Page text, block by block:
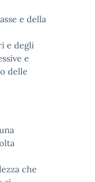
e della
e degli
e
delle
che